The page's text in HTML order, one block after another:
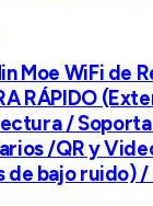
Moe WiFi de
RÁPIDO
/
/QR y
de bajo ruido) /